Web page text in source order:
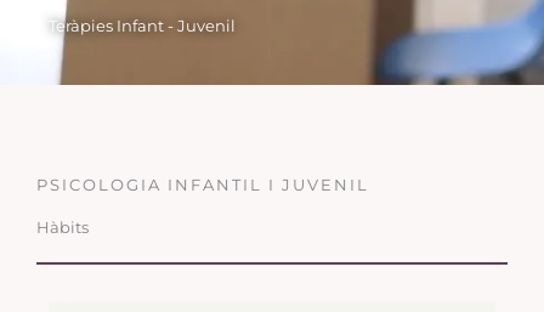
Teràpies Infant - Juvenil
PSICOLOGIA INFANTIL I JUVENIL
Hàbits